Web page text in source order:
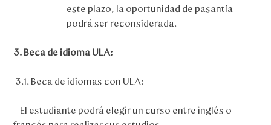
este plazo, la oportunidad de pasantía
podrá ser reconsiderada.
3. Beca de idioma ULA:
3.1. Beca de idiomas con ULA:
– El estudiante podrá elegir un curso entre inglés o